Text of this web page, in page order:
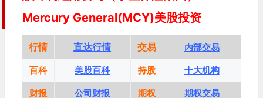
Mercury General(MCY)美股投资
行情 直达行情 交易 内部交易
百科 美股百科 持股 十大机构
财报 公司财报 期权 期权交易